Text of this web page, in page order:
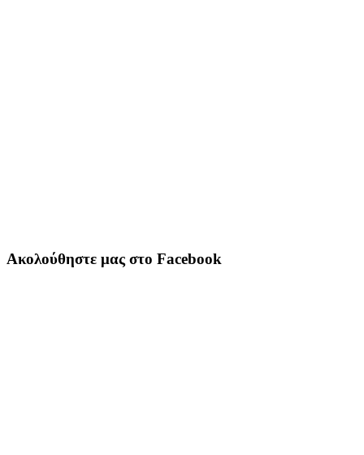
Ακολούθηστε μας στο Facebook